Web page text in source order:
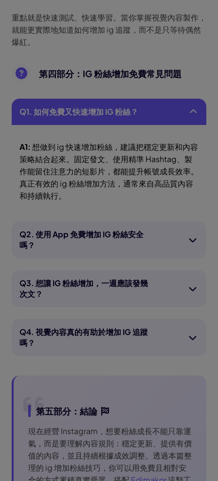
重點就是快速測試、快速學習。當你掌握視覺內容製作，
就能更實際地知道如何增加 ig 追蹤，而不是只等待偶然
爆紅。
第四部分：IG 粉絲增加免費常見問題
Q1. 如何免費又快速增加 IG 粉絲？
A1: 想做到 ig 快速增加粉絲，建議把穩定更新和內容
策略結合起來。固定發文、使用精準 Hashtag、製
作能留住注意力的短影片，都能提升帳號成長效率。
真正有效的 ig 粉絲增加方法，通常來自高品質內容
和持續執行。
Q2. 使用 App 免費增加 IG 粉絲安全
嗎？
Q3. 想讓 IG 粉絲增加，一週應該發幾
次文？
Q4. 視覺內容真的有助於增加 IG 追蹤
嗎？
第五部分：結論
現在經營 Instagram，想要粉絲成長不能只靠運
氣，而是要理解內容規則：穩定更新、提供有價
值的內容，並且持續根據成效調整。透過本篇整
理的 ig 增加粉絲技巧，你可以用免費且相對安